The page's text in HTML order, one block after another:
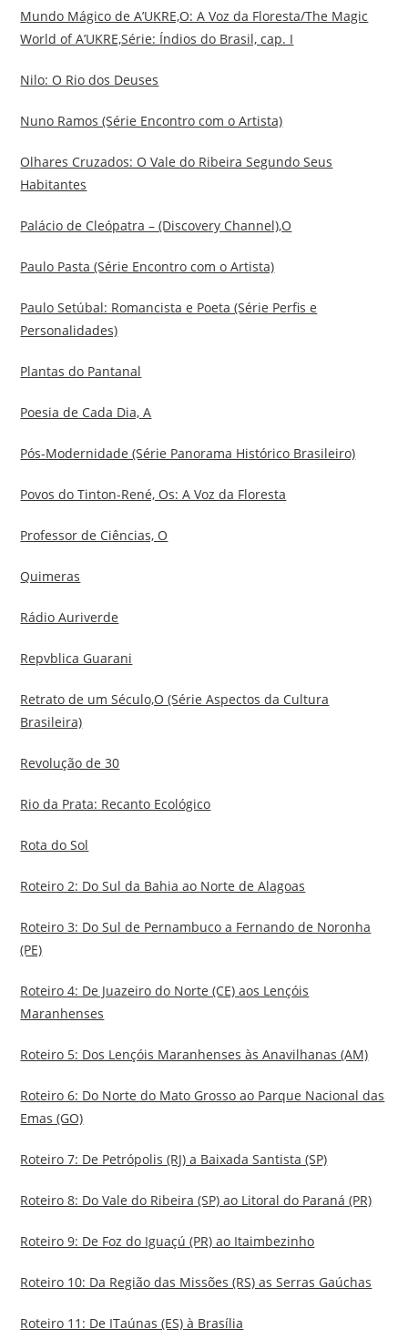
Mundo Mágico de A’UKRE,O: A Voz da Floresta/The Magic
World of A’UKRE,Série: Índios do Brasil, cap. I
Nilo: O Rio dos Deuses
Nuno Ramos (Série Encontro com o Artista)
Olhares Cruzados: O Vale do Ribeira Segundo Seus
Habitantes
Palácio de Cleópatra – (Discovery Channel),O
Paulo Pasta (Série Encontro com o Artista)
Paulo Setúbal: Romancista e Poeta (Série Perfis e
Personalidades)
Plantas do Pantanal
Poesia de Cada Dia, A
Pós-Modernidade (Série Panorama Histórico Brasileiro)
Povos do Tinton-René, Os: A Voz da Floresta
Professor de Ciências, O
Quimeras
Rádio Auriverde
Repvblica Guarani
Retrato de um Século,O (Série Aspectos da Cultura
Brasileira)
Revolução de 30
Rio da Prata: Recanto Ecológico
Rota do Sol
Roteiro 2: Do Sul da Bahia ao Norte de Alagoas
Roteiro 3: Do Sul de Pernambuco a Fernando de Noronha
(PE)
Roteiro 4: De Juazeiro do Norte (CE) aos Lençóis
Maranhenses
Roteiro 5: Dos Lençóis Maranhenses às Anavilhanas (AM)
Roteiro 6: Do Norte do Mato Grosso ao Parque Nacional das
Emas (GO)
Roteiro 7: De Petrópolis (RJ) a Baixada Santista (SP)
Roteiro 8: Do Vale do Ribeira (SP) ao Litoral do Paraná (PR)
Roteiro 9: De Foz do Iguaçú (PR) ao Itaimbezinho
Roteiro 10: Da Região das Missões (RS) as Serras Gaúchas
Roteiro 11: De ITaúnas (ES) à Brasília